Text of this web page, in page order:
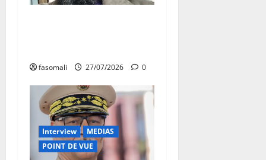
fasomali 27/07/2026 0
Interview
MEDIAS
POINT DE VUE